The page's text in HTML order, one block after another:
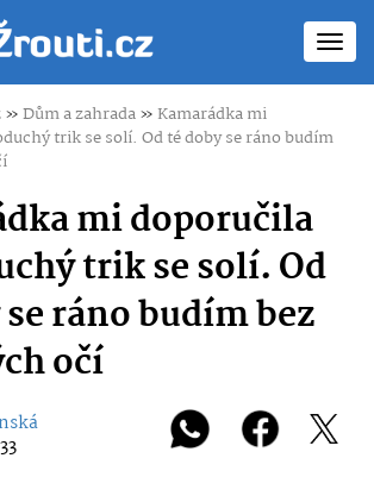
»Dům a zahrada»Kamarádka mi
trik se solí. Od té doby se ráno budím
mi doporučila
trik se solí. Od
ráno budím bez
očí